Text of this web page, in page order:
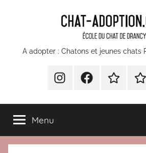
chatons
jeunes
chats
A adopter : Chatons et jeunes chats
INSTA FacebookDevenir
pour
du
un
à
Menu